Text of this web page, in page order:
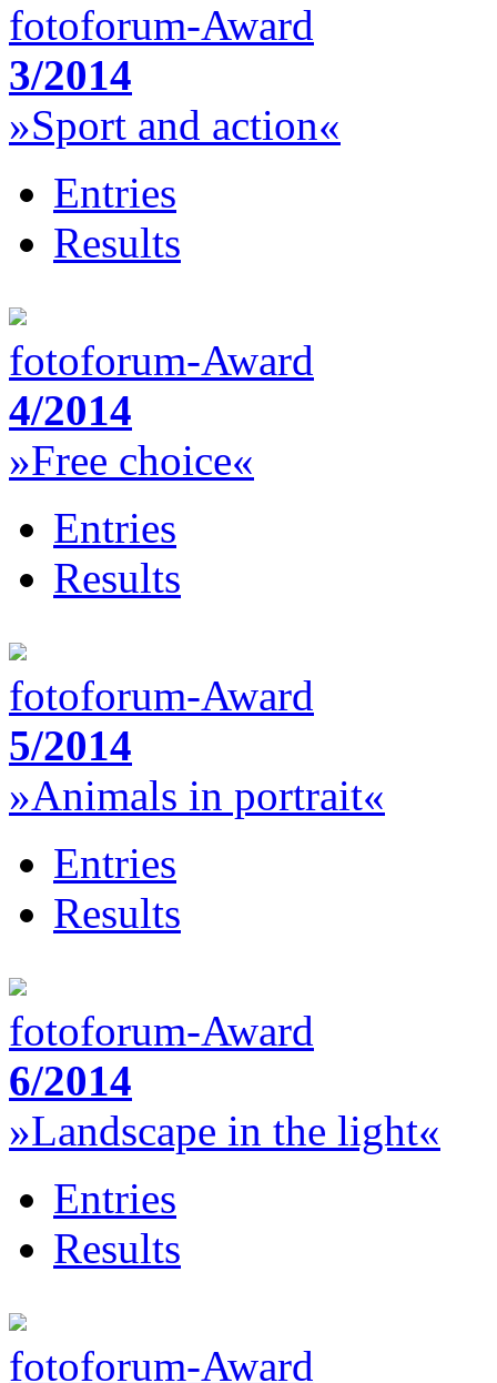
fotoforum-Award
3/2014
»Sport and action«
Entries
Results
fotoforum-Award
4/2014
»Free choice«
Entries
Results
fotoforum-Award
5/2014
»Animals in portrait«
Entries
Results
fotoforum-Award
6/2014
»Landscape in the light«
Entries
Results
fotoforum-Award